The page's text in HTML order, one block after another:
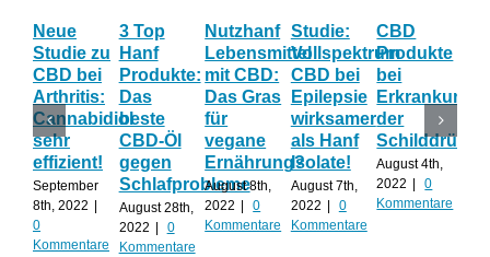
Neue
Studie zu
CBD bei
Arthritis:
Cannabidiol
sehr
effizient!
September
8th, 2022
0
Kommentare
3 Top
Hanf
Produkte:
Das
beste
CBD-Öl
gegen
Schlafprobleme
August 28th,
2022
0
Kommentare
Nutzhanf
Lebensmittel
mit CBD:
Das Gras
für
vegane
Ernährung?
August 8th,
2022
0
Kommentare
Studie:
Vollspektrum
CBD bei
Epilepsie
wirksamer
als Hanf
Isolate!
August 7th,
2022
0
Kommentare
CBD
Produkte
bei
der
Schilddrüse
August 4th,
2022
0
Kommentare